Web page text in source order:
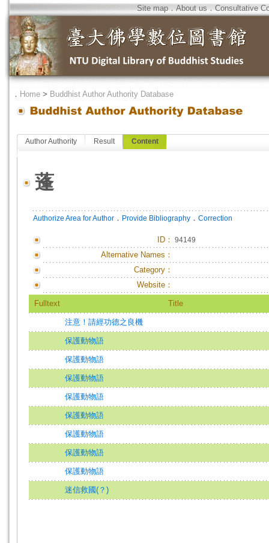
Site map．About us．Consultative
． Home > Buddhist Author Authority Database
Author Authority Result Content
蓬
Authorize Area for Author ． Provide Bibliography ． Correction
ID ： 94149
Alternative Names：
Category：
Website：
Fulltext Title
注意！請經功德之良機
保護動物語
保護動物語
保護動物語
保護動物語
保護動物語
保護動物語
保護動物語
保護動物語
迷信救國(？)